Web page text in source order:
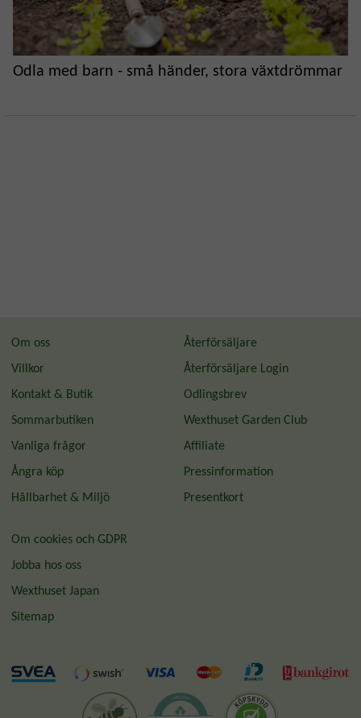
Odla med barn - små händer, stora växtdrömmar
Om oss
Villkor
Kontakt & Butik
Sommarbutiken
Vanliga frågor
Ångra köp
Hållbarhet & Miljö
Återförsäljare
Återförsäljare Login
Odlingsbrev
Wexthuset Garden Club
Affiliate
Pressinformation
Presentkort
Om cookies och GDPR
Jobba hos oss
Wexthuset Japan
Sitemap